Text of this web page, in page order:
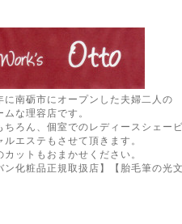
に南砺市にオープンした夫婦二人の
ムな理容店です。
ちろん、個室でのレディースシェー
ルエステもさせて頂きます。
カットもおまかせください。
ン化粧品正規取扱店】【胎毛筆の光